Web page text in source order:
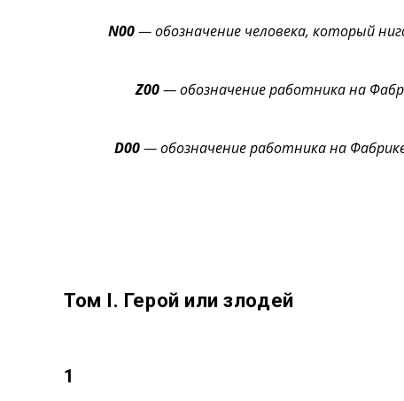
N00— обозначение человека, который
Z00— обозначение работника на
D00— обозначение работника на
Том I. Герой или злодей
1